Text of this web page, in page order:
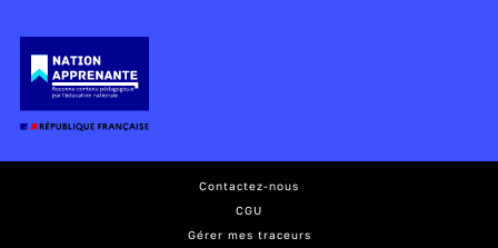
Contactez-nous
CGU
Gérer mes traceurs